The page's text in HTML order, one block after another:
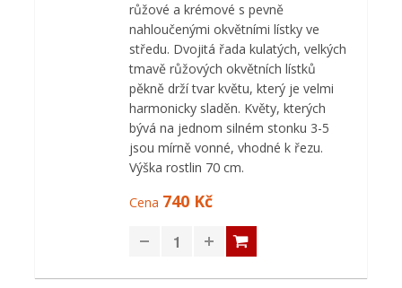
růžové a krémové s pevně
nahloučenými okvětními lístky ve
středu. Dvojitá řada kulatých, velkých
tmavě růžových okvětních lístků
pěkně drží tvar květu, který je velmi
harmonicky sladěn. Květy, kterých
bývá na jednom silném stonku 3-5
jsou mírně vonné, vhodné k řezu.
Výška rostlin 70 cm.
Cena 740 Kč